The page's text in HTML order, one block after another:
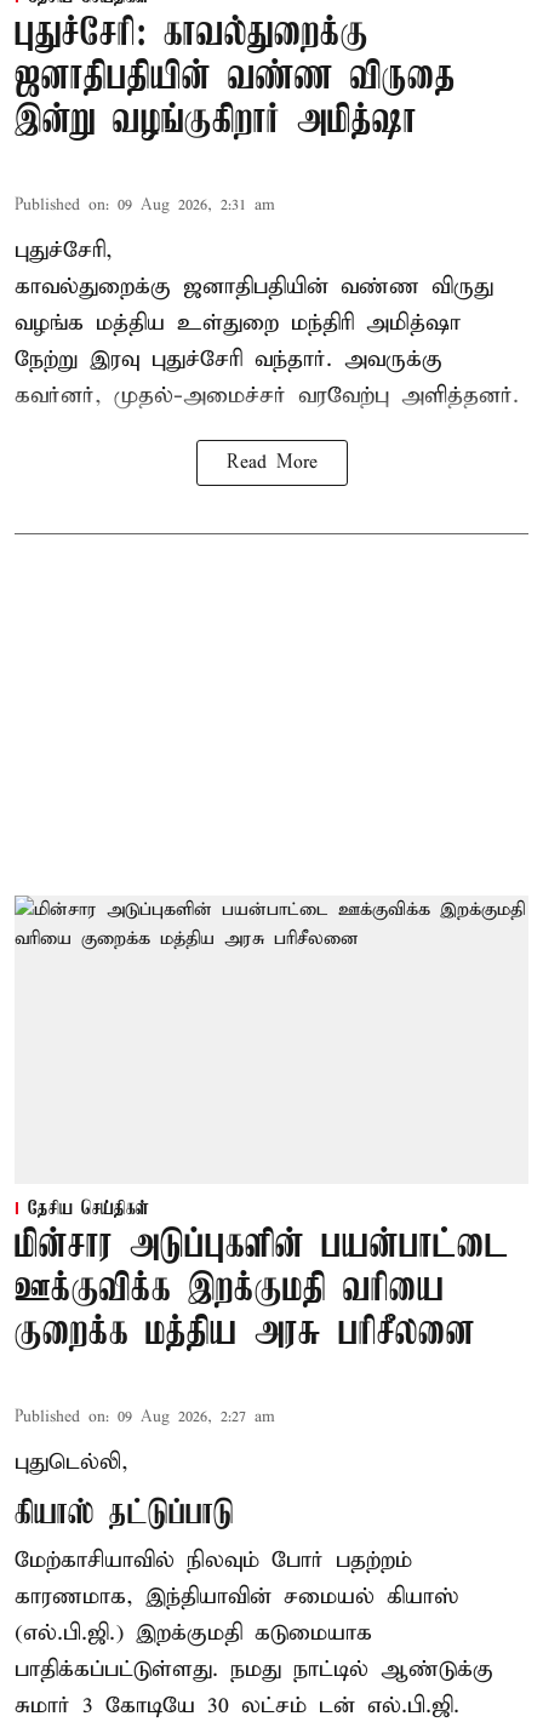
புதுச்சேரி: காவல்துறைக்கு
ஜனாதிபதியின் வண்ண விருதை
இன்று வழங்குகிறார் அமித்ஷா
Published on: 09 Aug 2026, 2:31 am
புதுச்சேரி,
காவல்துறைக்கு ஜனாதிபதியின் வண்ண விருது
வழங்க மத்திய உள்துறை மந்திரி அமித்ஷா
நேற்று இரவு புதுச்சேரி வந்தார். அவருக்கு
கவர்னர், முதல்-அமைச்சர் வரவேற்பு அளித்தனர்.
Read More
தேசிய செய்திகள்
மின்சார அடுப்புகளின் பயன்பாட்டை
ஊக்குவிக்க இறக்குமதி வரியை
குறைக்க மத்திய அரசு பரிசீலனை
Published on: 09 Aug 2026, 2:27 am
புதுடெல்லி,
கியாஸ் தட்டுப்பாடு
மேற்காசியாவில் நிலவும் போர் பதற்றம்
காரணமாக, இந்தியாவின் சமையல் கியாஸ்
(எல்.பி.ஜி.) இறக்குமதி கடுமையாக
பாதிக்கப்பட்டுள்ளது. நமது நாட்டில் ஆண்டுக்கு
சுமார் 3 கோடியே 30 லட்சம் டன் எல்.பி.ஜி.